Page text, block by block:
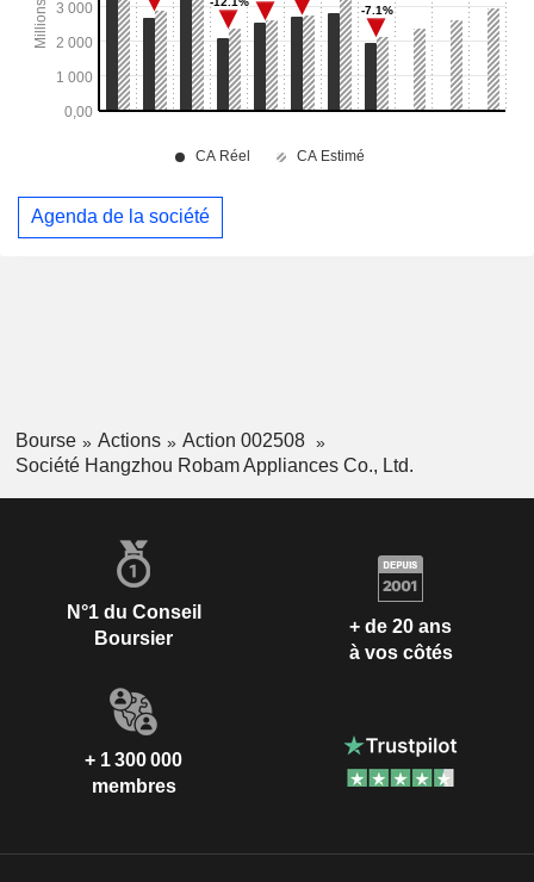
Agenda de la société
Bourse Actions
Action 002508
Société Hangzhou Robam Appliances Co., Ltd.
N°1 du Conseil
Boursier
+ de 20 ans
à vos côtés
+ 1 300 000
membres